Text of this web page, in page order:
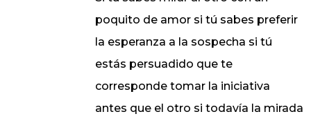
poquito de amor si tú sabes preferir
la esperanza a la sospecha si tú
estás persuadido que te
corresponde tomar la iniciativa
antes que el otro si todavía la mirada